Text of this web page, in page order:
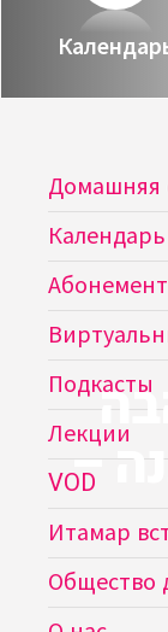
רעננה –
Домашняя
Календарь
Абонемент
Подкасты
Лекции
VOD
Итамар
Общество